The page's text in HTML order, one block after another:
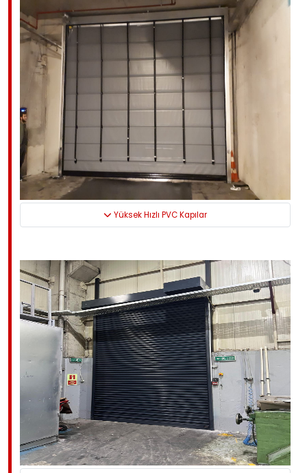
Yüksek Hızlı PVC Kapılar